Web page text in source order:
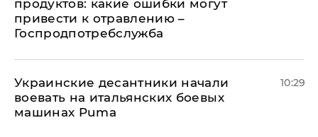
продуктов: какие ошибки могут
привести к отравлению –
Госпродпотребслужба
Украинские десантники начали
воевать на итальянских боевых
машинах Puma
10:29